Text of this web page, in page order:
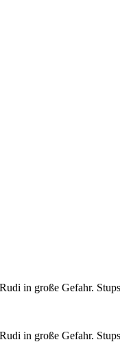
in große Gefahr.
in große Gefahr.